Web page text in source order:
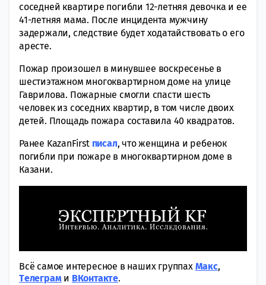
соседней квартире погибли 12-летняя девочка и ее
41-летняя мама. После инцидента мужчину
задержали, следствие будет ходатайствовать о его
аресте.
Пожар произошел в минувшее воскресенье в
шестиэтажном многоквартирном доме на улице
Гаврилова. Пожарные смогли спасти шесть
человек из соседних квартир, в том числе двоих
детей. Площадь пожара составила 40 квадратов.
Ранее KazanFirst писал, что женщина и ребенок
погибли при пожаре в многоквартирном доме в
Казани.
Всё самое интересное в наших группах Макс,
Tелеграми ВКонтакте.